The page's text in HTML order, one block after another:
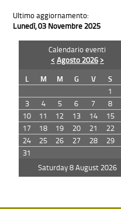
Ultimo aggiornamento:
Lunedì, 03 Novembre 2025
Calendario eventi
< Agosto 2026>
L M M G V S
1
3
4 5 6 7 8
10
11 12 13 14 15
17
18 19 20 21 22
24
25 26 27 28 29
31
Saturday 8 August 2026